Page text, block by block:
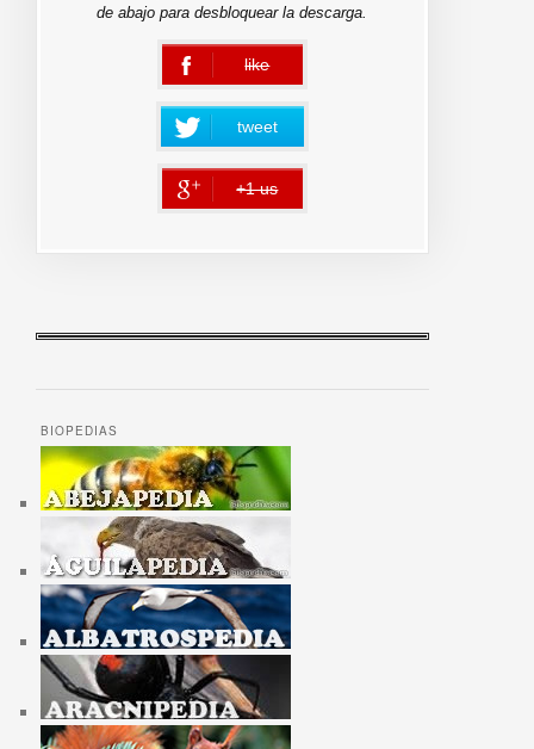
de abajo para desbloquear la descarga.
like
error
tweet
+1 us
error
BIOPEDIAS